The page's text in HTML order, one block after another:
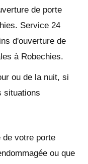
de porte
Service 24
d'ouverture de
à Robechies.
ou de la nuit, si
situations
de votre porte
ou que